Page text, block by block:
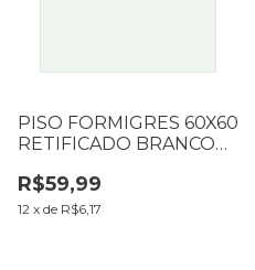
PISO FORMIGRES 60X60
RETIFICADO BRANCO
R$59,99
12 x de R$6,17